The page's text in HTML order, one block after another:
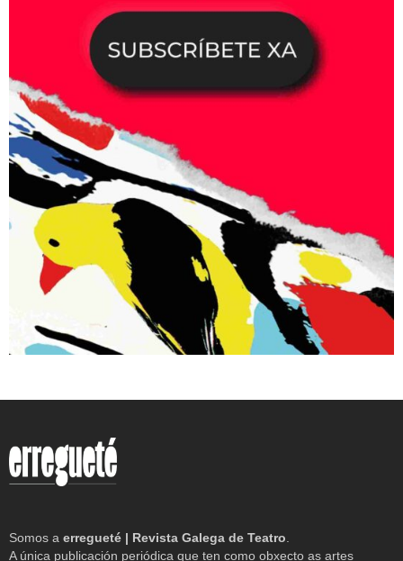
Somos a erregueté | Revista Galega de Teatro
A única publicación periódica que ten como obxecto as artes